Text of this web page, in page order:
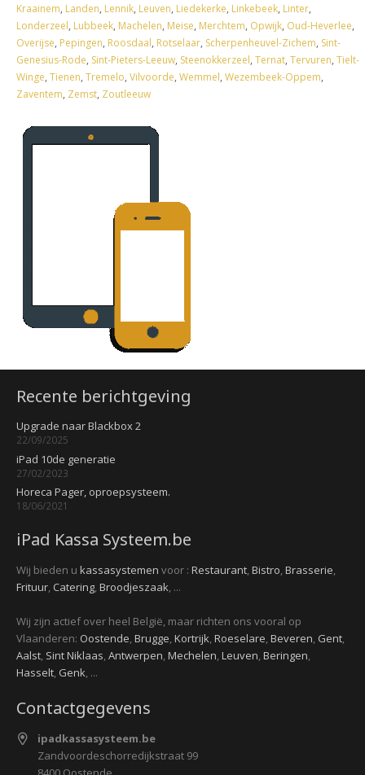
Kraainem, Landen, Lennik, Leuven, Liedekerke, Linkebeek, Linter,
Londerzeel, Lubbeek, Machelen, Meise, Merchtem, Opwijk, Oud-Heverlee,
Overijse, Pepingen, Roosdaal, Rotselaar, Scherpenheuvel-Zichem, Sint-
Genesius-Rode, Sint-Pieters-Leeuw, Steenokkerzeel, Ternat, Tervuren, Tielt-
Winge, Tienen, Tremelo, Vilvoorde, Wemmel, Wezembeek-Oppem,
Zaventem, Zemst, Zoutleeuw
Recente berichtgeving
Upgrade naar Blackbox 2
22/09/2025
iPad 10de generatie
27/02/2023
Horeca Pager, oproepsysteem.
18/06/2021
iPad Kassa Systeem.be
Wij bieden u kassasystemen voor : Restaurant,Bistro,Brasserie,
Frituur, Catering,Broodjeszaak, ...
Wij zijn actief over heel België, maar richten ons vooral op
Vlaanderen: Oostende,Brugge,Kortrijk,Roeselare,Beveren, Gent,
Aalst, Sint Niklaas,Antwerpen,Mechelen,Leuven,Beringen,
Hasselt, Genk, ...
Contactgegevens
ipadkassasysteem.be
Zandvoordeschorredijkstraat 99